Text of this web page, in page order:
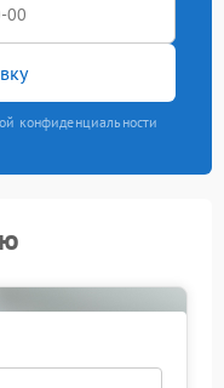
конфиденциальности